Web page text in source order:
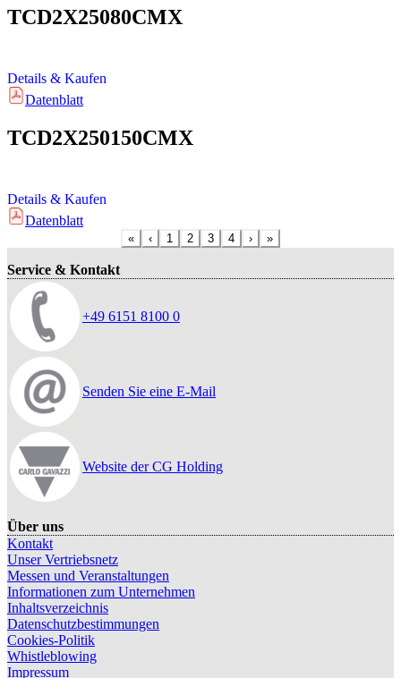
TCD2X25080CMX
Details & Kaufen
Datenblatt
TCD2X250150CMX
Details & Kaufen
Datenblatt
« ‹ 1 2 3 4 › »
Service & Kontakt
+49 6151 8100 0
Senden Sie eine E-Mail
Website der CG Holding
Über uns
Kontakt
Unser Vertriebsnetz
Messen und Veranstaltungen
Informationen zum Unternehmen
Inhaltsverzeichnis
Datenschutzbestimmungen
Cookies-Politik
Whistleblowing
Impressum